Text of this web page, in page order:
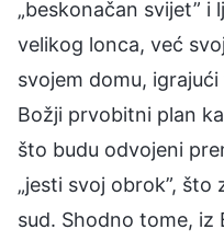
„beskonačan svijet” i
velikog lonca, već
svojem domu,
Božji prvobitni plan
što budu odvojeni
„jesti svoj obrok”,
sud. Shodno tome, iz